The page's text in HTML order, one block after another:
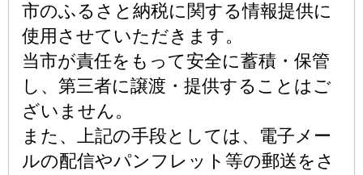
市のふるさと納税に関する情報提供に
使用させていただきます。
当市が責任をもって安全に蓄積・保管
し、第三者に譲渡・提供することはご
ざいません。
また、上記の手段としては、電子メー
ルの配信やパンフレット等の郵送をさ